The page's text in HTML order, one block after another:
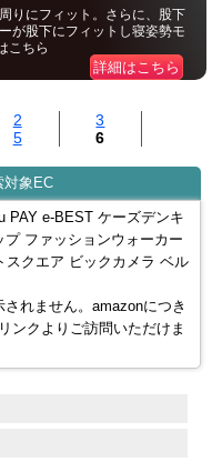
りにフィット。さらに、股下
が股下にフィットし寝姿勢モ
こちら
詳細はこちら
2
3
5 6
象EC
PAY e-BEST ケーズデンキ
ファッションウォーカー
スクエア ビックカメラ ベル
れません。amazonにつき
ンクよりご訪問いただけま